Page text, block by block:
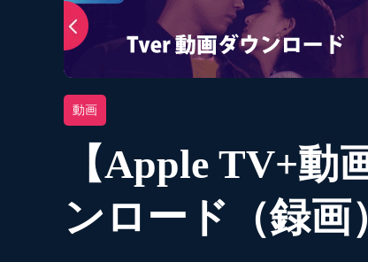
動画
【Apple TV+
ンロード（録